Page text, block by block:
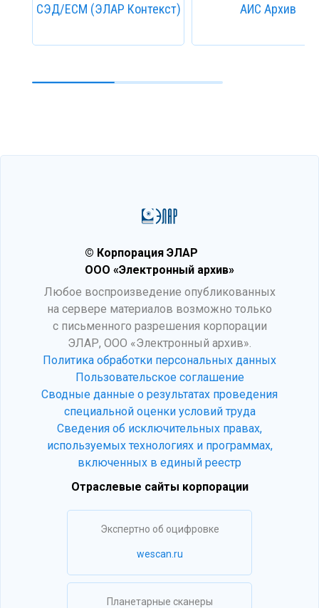
СЭД/ECM (ЭЛАР Контекст) АИС Архив
© Корпорация ЭЛАР
ООО «Электронный архив»
Любое воспроизведение опубликованных
на сервере материалов возможно только
с письменного разрешения корпорации
ЭЛАР, ООО «Электронный архив».
Политика обработки персональных данных
Пользовательское соглашение
Сводные данные о результатах проведения
специальной оценки условий труда
Сведения об исключительных правах,
используемых технологиях и программах,
включенных в единый реестр
Отраслевые сайты корпорации
Экспертно об оцифровке
wescan.ru
Планетарные сканеры